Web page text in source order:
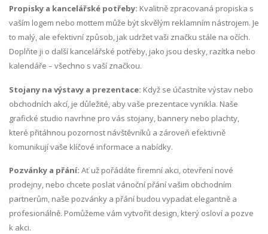
Propisky a kancelářské potřeby: Kvalitně zpracovaná propiska s
vaším logem nebo mottem může být skvělým reklamním nástrojem. Je
to malý, ale efektivní způsob, jak udržet vaši značku stále na očích.
Doplňte ji o další kancelářské potřeby, jako jsou desky, razítka nebo
kalendáře – všechno s vaší značkou.
Stojany na výstavy a prezentace: Když se účastníte výstav nebo
obchodních akcí, je důležité, aby vaše prezentace vynikla. Naše
grafické studio navrhne pro vás stojany, bannery nebo plachty,
které přitáhnou pozornost návštěvníků a zároveň efektivně
komunikují vaše klíčové informace a nabídky.
Pozvánky a přání: Ať už pořádáte firemní akci, otevření nové
prodejny, nebo chcete poslat vánoční přání vašim obchodním
partnerům, naše pozvánky a přání budou vypadat elegantně a
profesionálně. Pomůžeme vám vytvořit design, který osloví a pozve
k akci.